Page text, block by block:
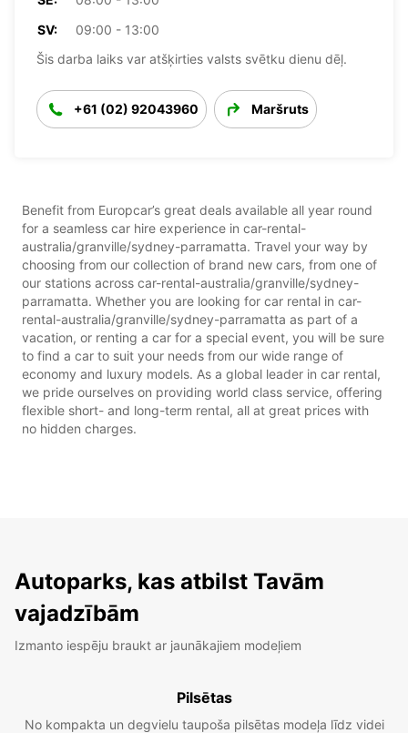
SV:
09:00 - 13:00
Šis darba laiks var atšķirties valsts svētku dienu dēļ.
+61 (02) 92043960 Maršruts
Benefit from Europcar’s great deals available all year round
for a seamless car hire experience in car-rental-
australia/granville/sydney-parramatta. Travel your way by
choosing from our collection of brand new cars, from one of
our stations across car-rental-australia/granville/sydney-
parramatta. Whether you are looking for car rental in car-
rental-australia/granville/sydney-parramatta as part of a
vacation, or renting a car for a special event, you will be sure
to find a car to suit your needs from our wide range of
economy and luxury models. As a global leader in car rental,
we pride ourselves on providing world class service, offering
flexible short- and long-term rental, all at great prices with
no hidden charges.
Autoparks, kas atbilst Tavām
vajadzībām
Izmanto iespēju braukt ar jaunākajiem modeļiem
Pilsētas
No kompakta un degvielu taupoša pilsētas modeļa līdz videi